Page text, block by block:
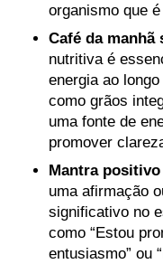
organismo que
Café da manhã
nutritiva é
energia ao
como grãos
uma fonte de
promover
Mantra
uma afirmação
significativo no
como “Estou
entusiasmo” ou